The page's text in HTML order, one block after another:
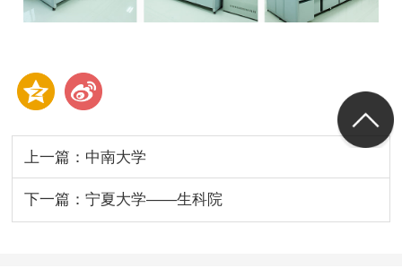
上一篇：中南大学
下一篇：宁夏大学——生科院